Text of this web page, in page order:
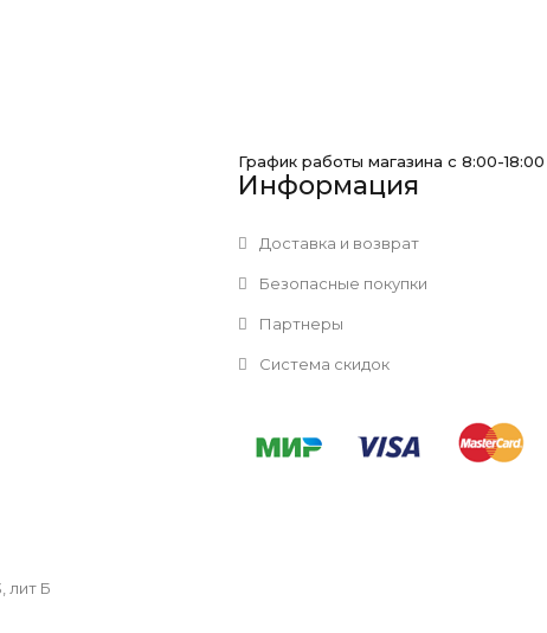
лит Б
График работы магазина с 8:00-
Информация
Доставка и возврат
Безопасные покупки
Партнеры
Система скидок